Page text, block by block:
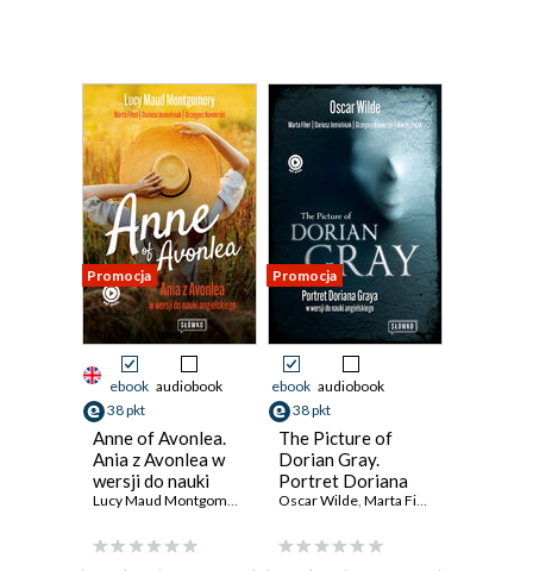
Promocja
ebook audiobook
38 pkt
Anne of Avonlea.
Ania z Avonlea w
wersji do nauki
angielskiego
Lucy Maud Montgomery Marta Fihel,Dariusz Jemielniak
Promocja
ebook audiobook
38 pkt
The Picture of
Dorian Gray.
Portret Doriana
Graya w wersji do
Oscar Wilde, Marta Fihel